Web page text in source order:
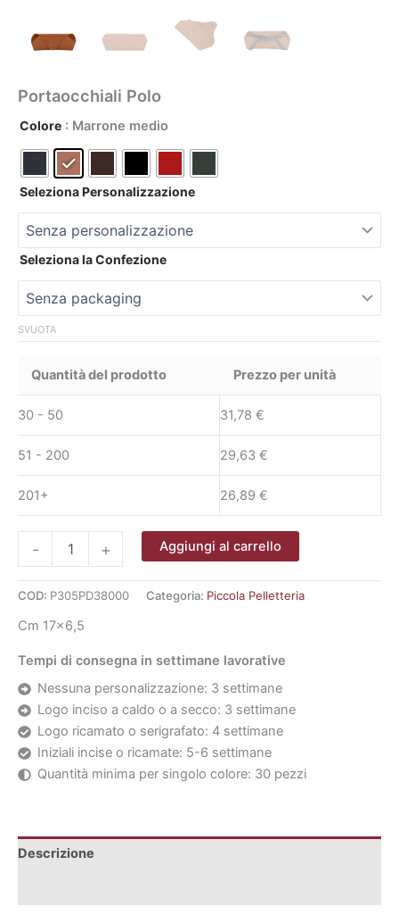
Portaocchiali Polo
Colore : Marrone medio
Seleziona Personalizzazione
Seleziona la Confezione
SVUOTA
Quantità del prodotto Prezzo per unità
30 - 50 31,78 €
51 - 200 29,63 €
201+ 26,89 €
- + Aggiungi al carrello
COD: P305PD38000 Categoria: Piccola Pelletteria
Cm 17×6,5
Tempi di consegna in settimane lavorative
Nessuna personalizzazione: 3 settimane
Logo inciso a caldo o a secco: 3 settimane
Logo ricamato o serigrafato: 4 settimane
Iniziali incise o ricamate: 5-6 settimane
Quantità minima per singolo colore: 30 pezzi
Descrizione